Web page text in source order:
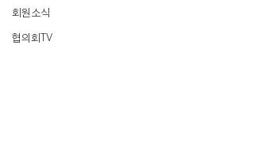
회원소식
협의회TV